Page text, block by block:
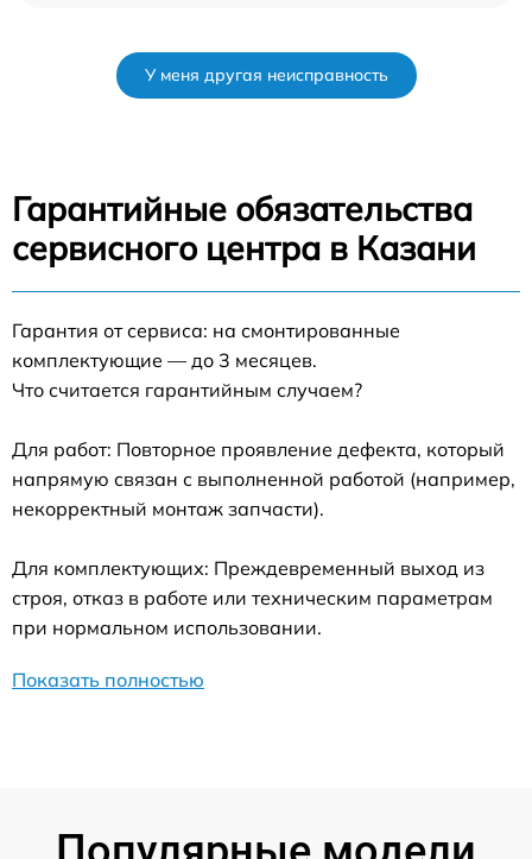
У меня другая неисправность
Гарантийные обязательства
сервисного центра в Казани
Гарантия от сервиса: на смонтированные
комплектующие — до 3 месяцев.
Что считается гарантийным случаем?
Для работ: Повторное проявление дефекта, который
напрямую связан с выполненной работой (например,
некорректный монтаж запчасти).
Для комплектующих: Преждевременный выход из
строя, отказ в работе или техническим параметрам
при нормальном использовании.
Показать полностью